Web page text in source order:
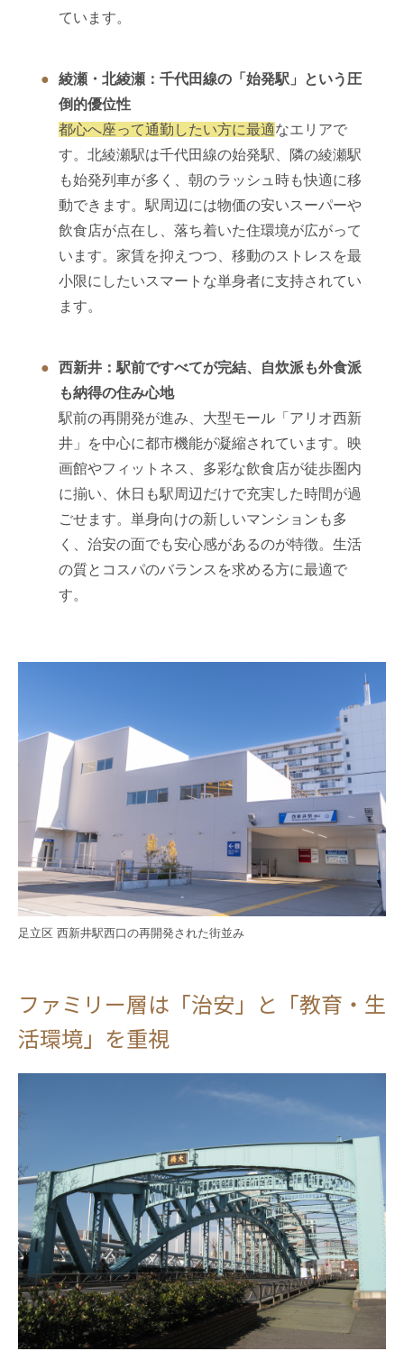
ています。
綾瀬・北綾瀬：千代田線の「始発駅」という圧
倒的優位性
都心へ座って通勤したい方に最適なエリアで
す。北綾瀬駅は千代田線の始発駅、隣の綾瀬駅
も始発列車が多く、朝のラッシュ時も快適に移
動できます。駅周辺には物価の安いスーパーや
飲食店が点在し、落ち着いた住環境が広がって
います。家賃を抑えつつ、移動のストレスを最
小限にしたいスマートな単身者に支持されてい
ます。
西新井：駅前ですべてが完結、自炊派も外食派
も納得の住み心地
駅前の再開発が進み、大型モール「アリオ西新
井」を中心に都市機能が凝縮されています。映
画館やフィットネス、多彩な飲食店が徒歩圏内
に揃い、休日も駅周辺だけで充実した時間が過
ごせます。単身向けの新しいマンションも多
く、治安の面でも安心感があるのが特徴。生活
の質とコスパのバランスを求める方に最適で
す。
足立区 西新井駅西口の再開発された街並み
ファミリー層は「治安」と「教育・生
活環境」を重視